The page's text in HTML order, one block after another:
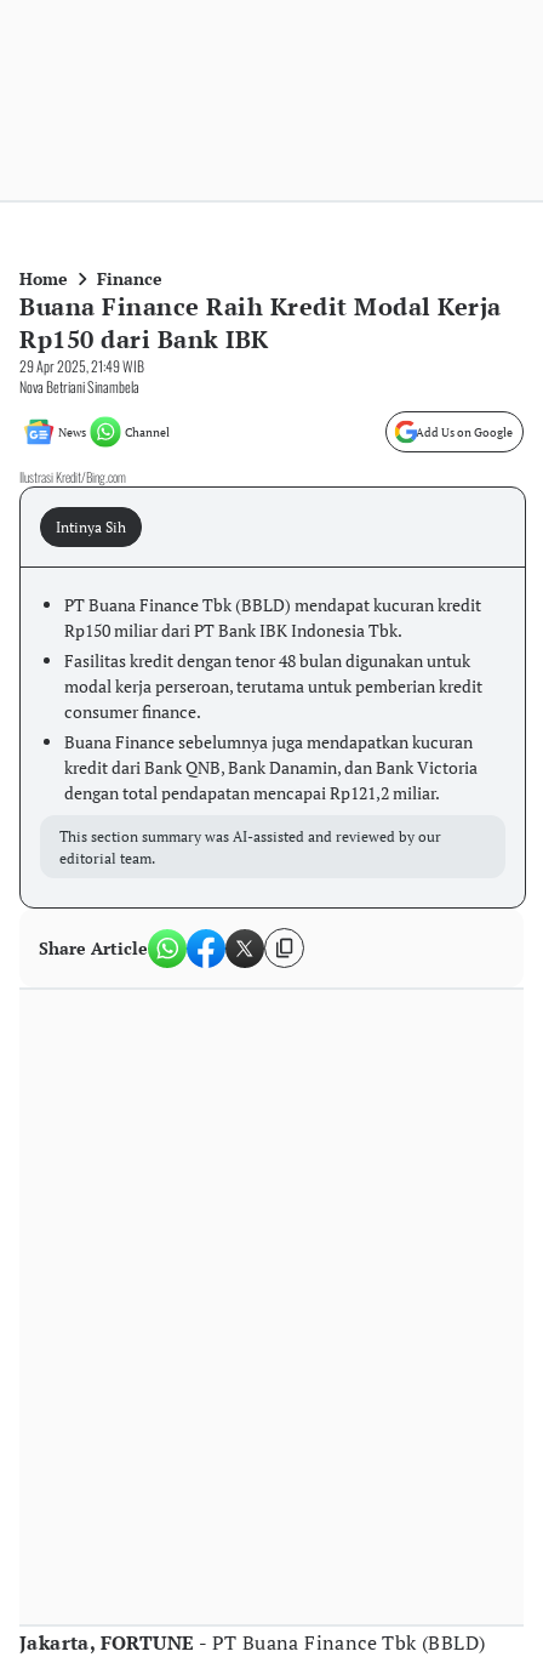
Home Finance
Buana Finance Raih Kredit Modal Kerja
Rp150 dari Bank IBK
29 Apr 2025, 21:49 WIB
Nova Betriani Sinambela
News Channel Add Us on Google
Ilustrasi Kredit/Bing.com
Intinya Sih
PT Buana Finance Tbk (BBLD) mendapat kucuran kredit
Rp150 miliar dari PT Bank IBK Indonesia Tbk.
Fasilitas kredit dengan tenor 48 bulan digunakan untuk
modal kerja perseroan, terutama untuk pemberian kredit
consumer finance.
Buana Finance sebelumnya juga mendapatkan kucuran
kredit dari Bank QNB, Bank Danamin, dan Bank Victoria
dengan total pendapatan mencapai Rp121,2 miliar.
This section summary was AI-assisted and reviewed by our
editorial team.
Share Article
Jakarta, FORTUNE - PT Buana Finance Tbk (BBLD)